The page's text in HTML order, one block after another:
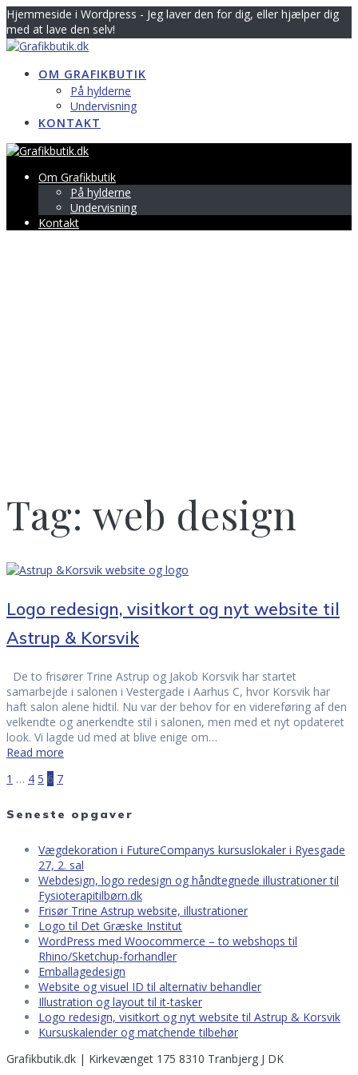
Skip
to
content
Hjemmeside i Wordpress - Jeg laver den for dig, eller hjælper dig
med at lave den selv!
OM GRAFIKBUTIK
På hylderne
Undervisning
KONTAKT
Om Grafikbutik
På hylderne
Undervisning
Kontakt
Tag: web design
Logo redesign, visitkort og nyt website til
Astrup & Korsvik
De to frisører Trine Astrup og Jakob Korsvik har startet
samarbejde i salonen i Vestergade i Aarhus C, hvor Korsvik har
haft salon alene hidtil. Nu var der behov for en videreføring af den
velkendte og anerkendte stil i salonen, men med et nyt opdateret
look. Vi lagde ud med at blive enige om…
Read more
Posts
navigation
Page
1 … Page
4 Page
5 Page
6 Page
7
Seneste opgaver
Vægdekoration i FutureCompanys kursuslokaler i Ryesgade
27, 2. sal
Webdesign, logo redesign og håndtegnede illustrationer til
Fysioterapitilbørn.dk
Frisør Trine Astrup website, illustrationer
Logo til Det Græske Institut
WordPress med Woocommerce – to webshops til
Rhino/Sketchup-forhandler
Emballagedesign
Website og visuel ID til alternativ behandler
Illustration og layout til it-tasker
Logo redesign, visitkort og nyt website til Astrup & Korsvik
Kursuskalender og matchende tilbehør
Grafikbutik.dk | Kirkevænget 175 8310 Tranbjerg J DK